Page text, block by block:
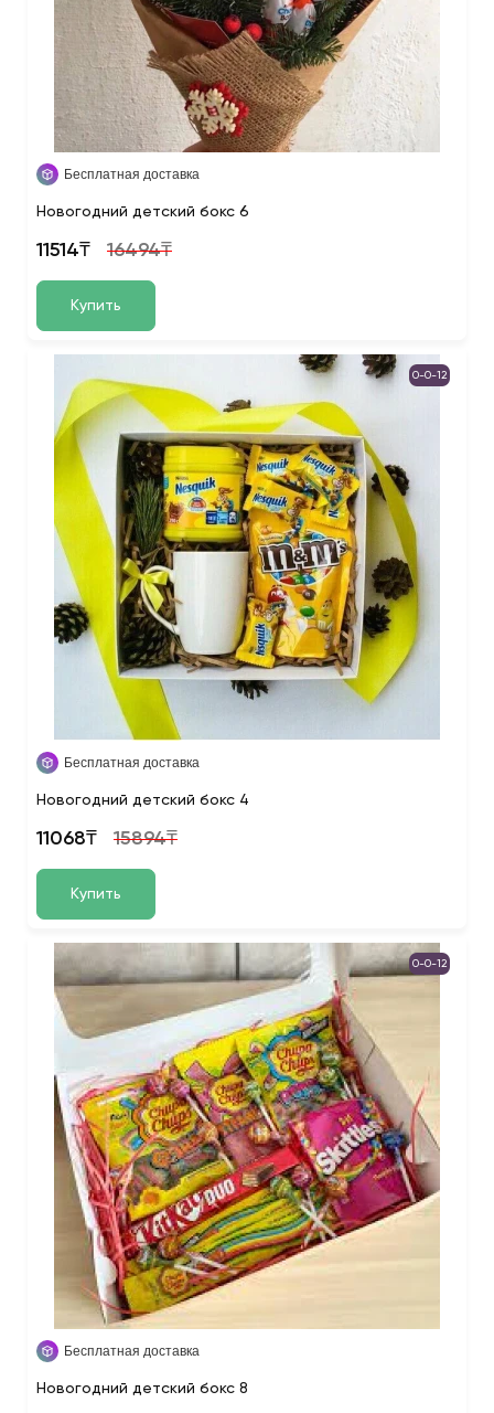
Бесплатная доставка
Новогодний детский бокс 6
11514₸ 16494₸
Купить
0-0-12
Бесплатная доставка
Новогодний детский бокс 4
11068₸ 15894₸
Купить
0-0-12
Бесплатная доставка
Новогодний детский бокс 8